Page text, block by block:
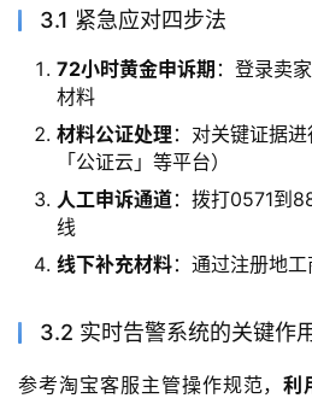
3.1 紧急应对四步法
72小时黄金申诉期 ：登录卖
材料
材料公证处理 ：对关键证据进
「公证云」等平台）
人工申诉通道：拨打0571到
线
线下补充材料：通过注册地
3.2 实时告警系统的关键作
参考淘宝客服主管操作规范，利